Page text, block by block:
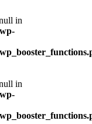
in
in